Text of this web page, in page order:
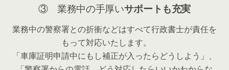
③ 業務中の手厚いサポートも充実
業務中の警察署との折衝などはすべて行政書士が責任を
もって対応いたします。
「車庫証明申請中にもし補正が入ったらどうしよう」、